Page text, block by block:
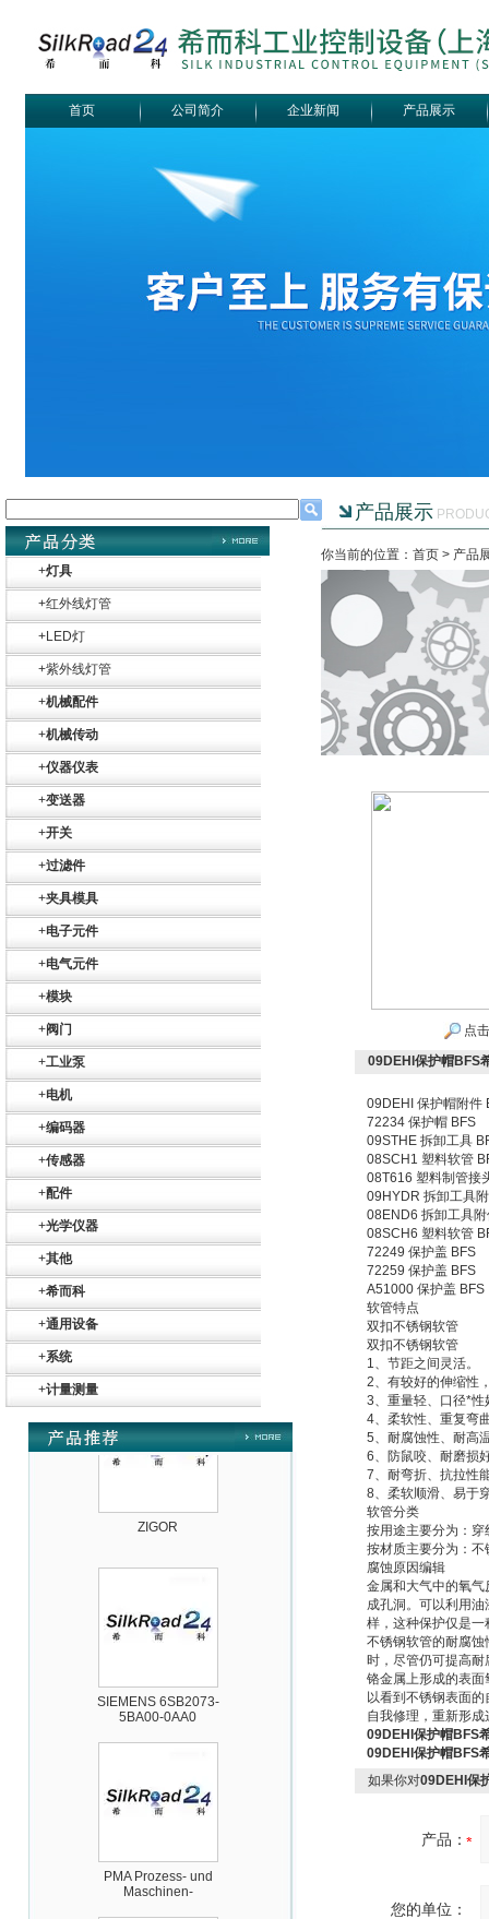
首页 公司简介 企业新闻 产品展示
+灯具
+红外线灯管
+LED灯
+紫外线灯管
+机械配件
+机械传动
+仪器仪表
+变送器
+开关
+过滤件
+夹具模具
+电子元件
+电气元件
+模块
+阀门
+工业泵
+电机
+编码器
+传感器
+配件
+光学仪器
+其他
+希而科
+通用设备
+系统
+计量测量
SR+KH-AFB AF24-
德国HBM
ZIGOR
SIEMENS 6SB2073-
5BA00-0AA0
PMA Prozess- und
Maschinen-
Automation GmbH
产品展示
你当前的位置：首页 > 产品
点
09DEHI保护帽BFS
09DEHI 保护帽附件
72234 保护帽 BFS
09STHE 拆卸工具
08SCH1 塑料软管
08T616 塑料制管接
09HYDR 拆卸工具
08END6 拆卸工具附
08SCH6 塑料软管
72249 保护盖 BFS
72259 保护盖 BFS
A51000 保护盖 BFS
软管特点
双扣不锈钢软管
双扣不锈钢软管
1、节距之间灵活。
2、有较好的伸缩性
3、重量轻、口径*性
4、柔软性、重复弯
5、耐腐蚀性、耐高
6、防鼠咬、耐磨损
7、耐弯折、抗拉性
8、柔软顺滑、易于
软管分类
按用途主要分为：
按材质主要分为：
腐蚀原因编辑
金属和大气中的氧
成孔洞。可以利用
样，这种保护仅是
不锈钢软管的耐腐
时，尽管仍可提高
铬金属上形成的表
以看到不锈钢表面
自我修理，重新形
09DEHI保护帽BFS
09DEHI保护帽BFS
如果你对09DEHI保
产品：
您的单位：